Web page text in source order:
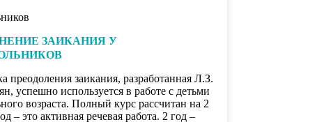
ЗАИКАНИЯ У
преодоления заикания, разработанная Л.З.
успешно используется в работе с детьми
возраста. Полный курс рассчитан на 2
– это активная речевая работа. 2 год –